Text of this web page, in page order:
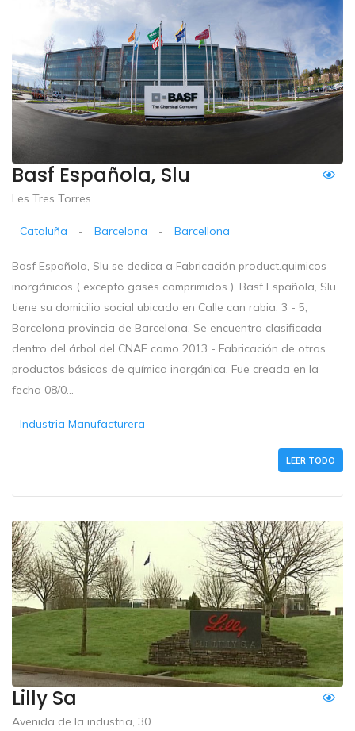
Basf Española, Slu
Les Tres Torres
Cataluña - Barcelona - Barcellona
Basf Española, Slu se dedica a Fabricación product.quimicos
inorgánicos ( excepto gases comprimidos ). Basf Española, Slu
tiene su domicilio social ubicado en Calle can rabia, 3 - 5,
Barcelona provincia de Barcelona. Se encuentra clasificada
dentro del árbol del CNAE como 2013 - Fabricación de otros
productos básicos de química inorgánica. Fue creada en la
fecha 08/0...
Industria Manufacturera
LEER TODO
Lilly Sa
Avenida de la industria, 30